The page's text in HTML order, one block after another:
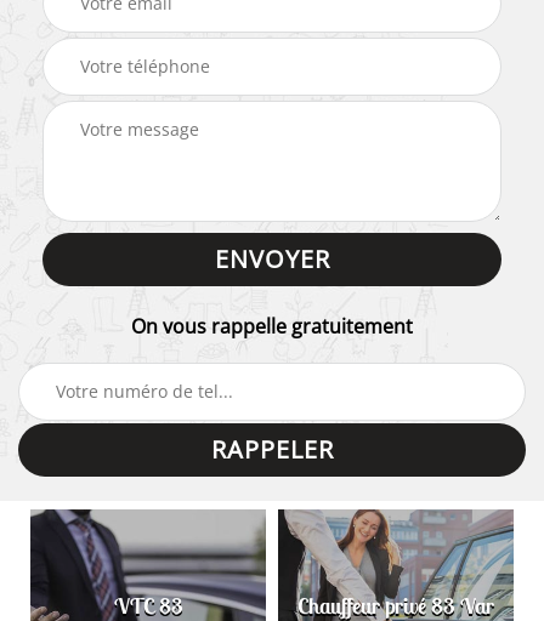
On vous rappelle gratuitement
VTC 83 Chauffeur privé 83 Var